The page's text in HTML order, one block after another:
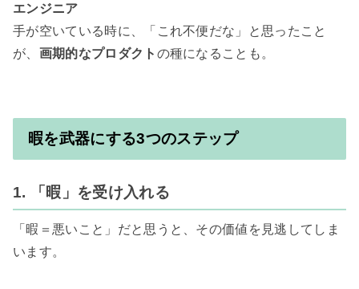
エンジニア
手が空いている時に、「これ不便だな」と思ったこと
が、 画期的なプロダクト の種になることも。
暇を武器にする3つのステップ
1. 「暇」を受け入れる
「暇＝悪いこと」だと思うと、その価値を見逃してしま
います。